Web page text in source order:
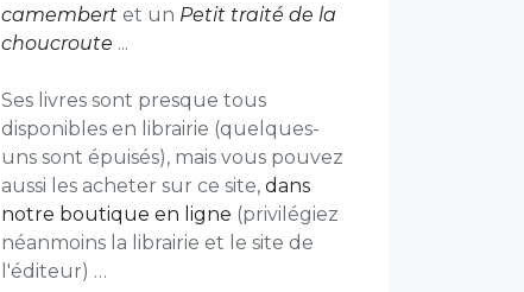
camembert et un Petit traité de la
choucroute ...
Ses livres sont presque tous
disponibles en librairie (quelques-
uns sont épuisés), mais vous pouvez
aussi les acheter sur ce site, dans
notre boutique en ligne (privilégiez
néanmoins la librairie et le site de
l'éditeur) …